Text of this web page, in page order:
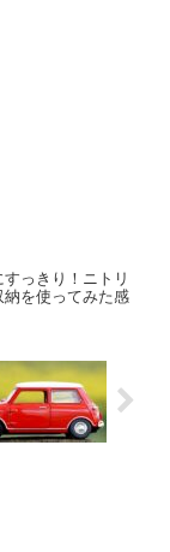
っきり！ニトリ
を使ってみた感